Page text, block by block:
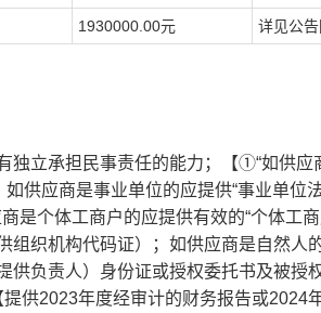
1930000.00元 详见公
独立承担民事责任的能力；【①“如供应
如供应商是事业单位的应提供“事业单位
个体工商户的应提供有效的“个体工商
组织机构代码证）；如供应商是自然人
负责人）身份证或授权委托书及被授
供2023年度经审计的财务报告或2024